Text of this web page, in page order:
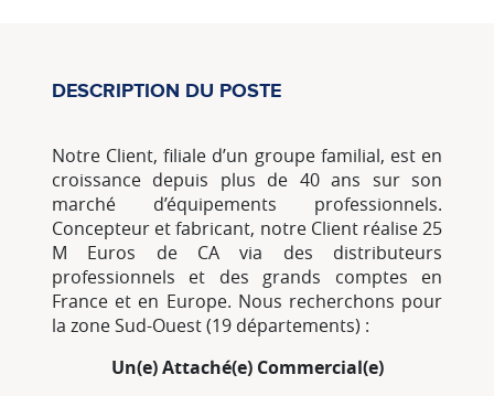
DESCRIPTION DU POSTE
Notre Client, filiale d’un groupe familial, est en
croissance depuis plus de 40 ans sur son
marché d’équipements professionnels.
Concepteur et fabricant, notre Client réalise 25
M Euros de CA via des distributeurs
professionnels et des grands comptes en
France et en Europe. Nous recherchons pour
la zone Sud-Ouest (19 départements) :
Un(e) Attaché(e) Commercial(e)